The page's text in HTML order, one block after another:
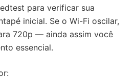
para verificar sua
inicial. Se o Wi-Fi oscilar,
720p — ainda assim você
essencial.